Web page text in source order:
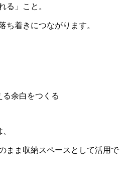
る」こと。
ち着きにつながります。
余白をつくる
まま収納スペースとして活用で